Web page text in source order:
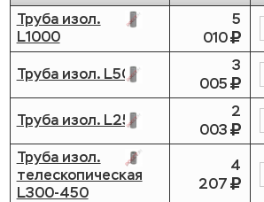
Труба изол.
L1000
5
010
Труба изол. L500
3
005
Труба изол. L250
2
003
Труба изол.
телескопическая
L300-450
4
207